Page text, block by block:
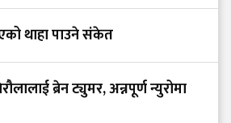
थाहा पाउने संकेत
ब्रेन ट्युमर, अन्नपूर्ण न्युरोमा